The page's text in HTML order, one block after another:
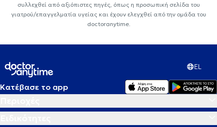
συλλεχθεί από αξιόπιστες πηγές, όπως η προσωπική σελίδα του
γιατρού/επαγγελματία υγείας και έχουν ελεγχθεί από την ομάδα του
doctoranytime.
EL
Κατέβασε το app